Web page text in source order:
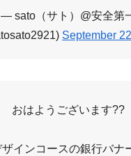
— sato（サト）@安全第
September
おはようございます??
インコースの銀行バナ